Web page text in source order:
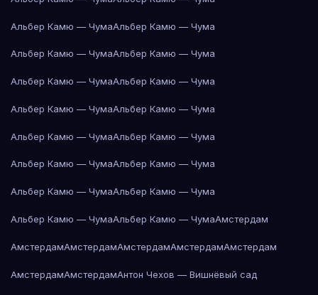
Альбер Камю — ЧумаАльбер Камю — Чума
Альбер Камю — ЧумаАльбер Камю — Чума
Альбер Камю — ЧумаАльбер Камю — Чума
Альбер Камю — ЧумаАльбер Камю — Чума
Альбер Камю — ЧумаАльбер Камю — Чума
Альбер Камю — ЧумаАльбер Камю — Чума
Альбер Камю — ЧумаАльбер Камю — Чума
Альбер Камю — ЧумаАльбер Камю — ЧумаАмстердам
АмстердамАмстердамАмстердамАмстердамАмстердам
АмстердамАмстердамАнтон Чехов — Вишнёвый сад